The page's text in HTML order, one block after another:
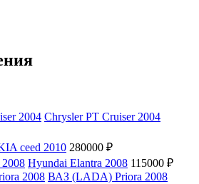
Chrysler PT Cruiser 2004
ceed 2010 280000 ₽
Hyundai Elantra 2008 115000 ₽
ВАЗ (LADA) Priora 2008